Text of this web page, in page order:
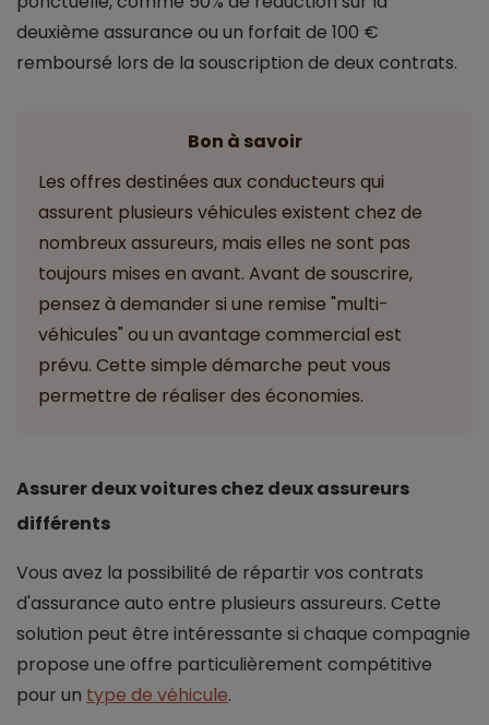
deuxième assurance ou un forfait de 100 €
remboursé lors de la souscription de deux contrats.
Bon à savoir
Les offres destinées aux conducteurs qui
assurent plusieurs véhicules existent chez de
nombreux assureurs, mais elles ne sont pas
toujours mises en avant. Avant de souscrire,
pensez à demander si une remise "multi-
véhicules" ou un avantage commercial est
prévu. Cette simple démarche peut vous
permettre de réaliser des économies.
Assurer deux voitures chez deux assureurs
différents
Vous avez la possibilité de répartir vos contrats
d'assurance auto entre plusieurs assureurs. Cette
solution peut être intéressante si chaque compagnie
propose une offre particulièrement compétitive
pour un type de véhicule.